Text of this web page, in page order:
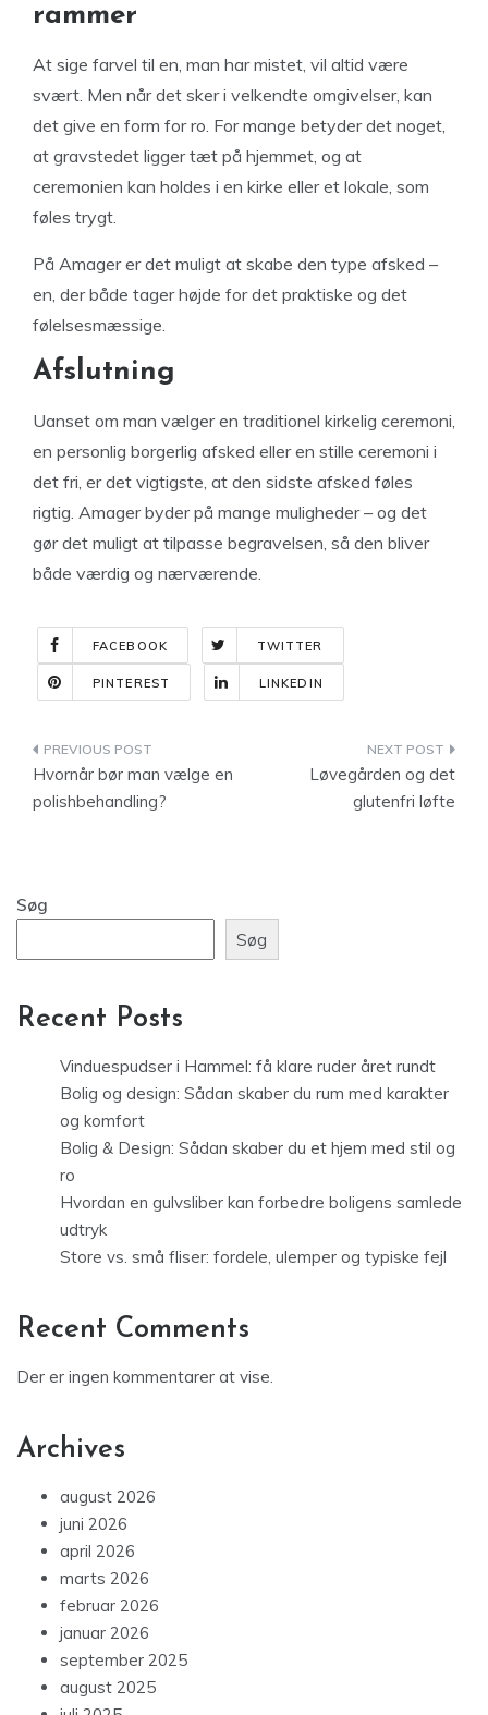
rammer
At sige farvel til en, man har mistet, vil altid være
svært. Men når det sker i velkendte omgivelser, kan
det give en form for ro. For mange betyder det noget,
at gravstedet ligger tæt på hjemmet, og at
ceremonien kan holdes i en kirke eller et lokale, som
føles trygt.
På Amager er det muligt at skabe den type afsked –
en, der både tager højde for det praktiske og det
følelsesmæssige.
Afslutning
Uanset om man vælger en traditionel kirkelig ceremoni,
en personlig borgerlig afsked eller en stille ceremoni i
det fri, er det vigtigste, at den sidste afsked føles
rigtig. Amager byder på mange muligheder – og det
gør det muligt at tilpasse begravelsen, så den bliver
både værdig og nærværende.
FACEBOOK TWITTER
PINTEREST LINKEDIN
Indlægsnavigation
Hvornår bør man vælge en
polishbehandling?
Løvegården og det
glutenfri løfte
Søg
Søg
Recent Posts
Vinduespudser i Hammel: få klare ruder året rundt
Bolig og design: Sådan skaber du rum med karakter
og komfort
Bolig & Design: Sådan skaber du et hjem med stil og
ro
Hvordan en gulvsliber kan forbedre boligens samlede
udtryk
Store vs. små fliser: fordele, ulemper og typiske fejl
Recent Comments
Der er ingen kommentarer at vise.
Archives
august 2026
juni 2026
april 2026
marts 2026
februar 2026
januar 2026
september 2025
august 2025